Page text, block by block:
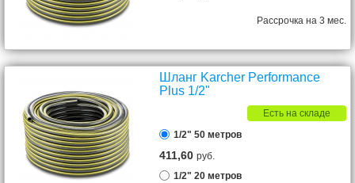
Рассрочка на 3 мес.
Шланг Karcher Performance
Plus 1/2"
Есть на складе
1/2" 50 метров
411,60руб.
1/2" 20 метров